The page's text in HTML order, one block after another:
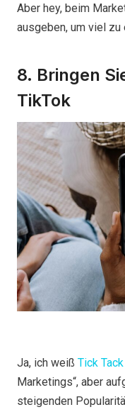
Aber hey, beim
ausgeben, um viel zu
8. Bringen
TikTok
Ja, ich weiß Tick Tack
Marketings“, aber
steigenden